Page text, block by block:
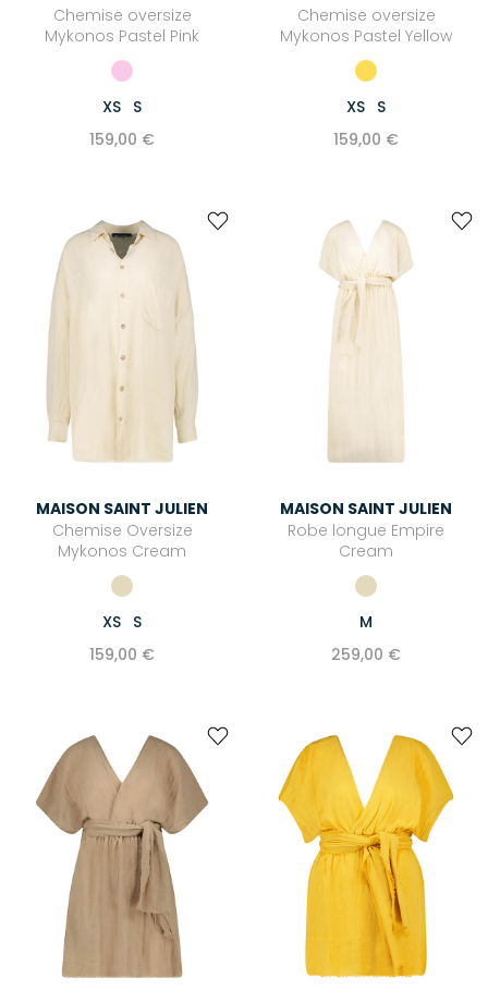
Chemise oversize
Mykonos Pastel Pink
XS S
159,00 €
Chemise oversize
Mykonos Pastel Yellow
XS S
159,00 €
MAISON SAINT JULIEN
Chemise Oversize
Mykonos Cream
XS S
159,00 €
MAISON SAINT JULIEN
Robe longue Empire
Cream
M
259,00 €